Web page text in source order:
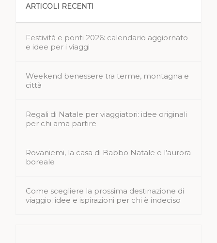
ARTICOLI RECENTI
Festività e ponti 2026: calendario aggiornato
e idee per i viaggi
Weekend benessere tra terme, montagna e
città
Regali di Natale per viaggiatori: idee originali
per chi ama partire
Rovaniemi, la casa di Babbo Natale e l’aurora
boreale
Come scegliere la prossima destinazione di
viaggio: idee e ispirazioni per chi è indeciso